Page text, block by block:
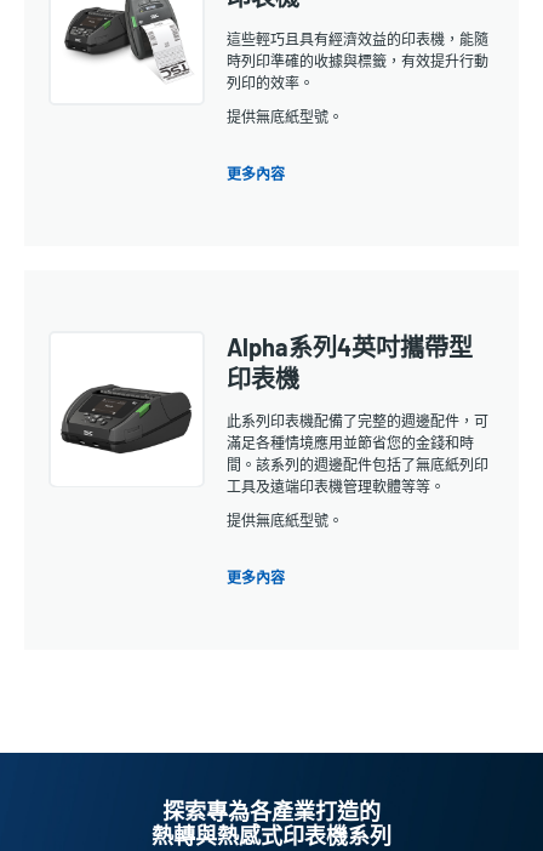
這些輕巧且具有經濟效益的印表機，能隨
時列印準確的收據與標籤，有效提升行動
列印的效率。
提供無底紙型號。
更多內容
Alpha系列4英吋攜帶型
印表機
此系列印表機配備了完整的週邊配件，可
滿足各種情境應用並節省您的金錢和時
間。該系列的週邊配件包括了無底紙列印
工具及遠端印表機管理軟體等等。
提供無底紙型號。
更多內容
探索專為各產業打造的
熱轉與熱感式印表機系列